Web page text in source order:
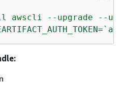
awscli --upgrade
--